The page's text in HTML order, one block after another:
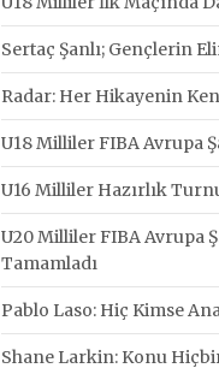
Sertaç Şanlı; Gençlerin
Radar: Her Hikayenin
U18 Milliler FIBA Avrupa
U16 Milliler Hazırlık
U20 Milliler FIBA Avrupa
Tamamladı
Pablo Laso: Hiç Kimse
Shane Larkin: Konu